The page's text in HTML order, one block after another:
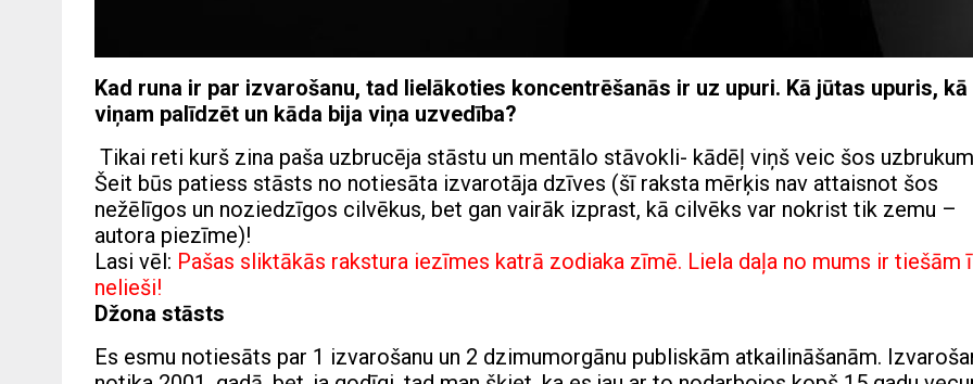
Kad runa ir par izvarošanu, tad lielākoties koncentrēšanās ir uz upuri. Kā jūtas upuris, kā
viņam palīdzēt un kāda bija viņa uzvedība?
Tikai reti kurš zina paša uzbrucēja stāstu un mentālo stāvokli- kādēļ viņš veic šos
Šeit būs patiess stāsts no notiesāta izvarotāja dzīves (šī raksta mērķis nav attaisnot šos
nežēlīgos un noziedzīgos cilvēkus, bet gan vairāk izprast, kā cilvēks var nokrist tik zemu –
autora piezīme)!
Lasi vēl: Pašas sliktākās rakstura iezīmes katrā zodiaka zīmē. Liela daļa no mums ir tiešām
nelieši!
Džona stāsts
Es esmu notiesāts par 1 izvarošanu un 2 dzimumorgānu publiskām atkailināšanām.